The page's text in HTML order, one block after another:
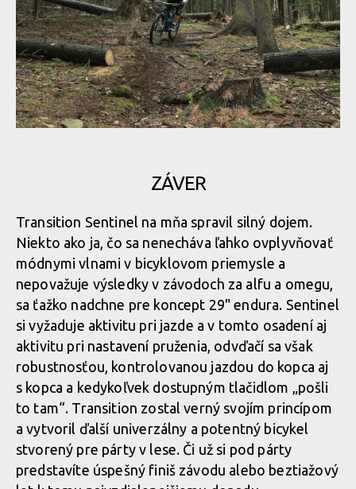
ZÁVER
Transition Sentinel na mňa spravil silný dojem.
Niekto ako ja, čo sa nenecháva ľahko ovplyvňovať
módnymi vlnami v bicyklovom priemysle a
nepovažuje výsledky v závodoch za alfu a omegu,
sa ťažko nadchne pre koncept 29" endura. Sentinel
si vyžaduje aktivitu pri jazde a v tomto osadení aj
aktivitu pri nastavení pruženia, odvďačí sa však
robustnosťou, kontrolovanou jazdou do kopca aj
s kopca a kedykoľvek dostupným tlačidlom „pošli
to tam“. Transition zostal verný svojím princípom
a vytvoril ďalší univerzálny a potentný bicykel
stvorený pre párty v lese. Či už si pod párty
predstavíte úspešný finiš závodu alebo beztiažový